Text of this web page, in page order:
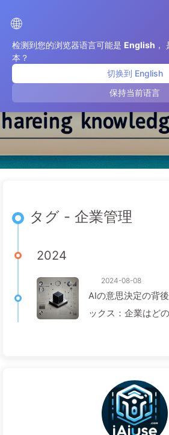
🌐
检测到您的浏览器语言可能是 English ，
本？
切换到 English
保持当前语言
企業管理
タグ - 企業管理
2024
2024-08-08
AIの意思決定の背
ックス：企業はど